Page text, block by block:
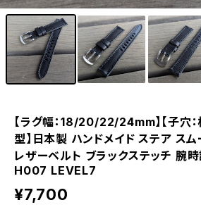
【ラグ幅：18/20/22/24mm】【子穴：
型】日本製 ハンドメイド ステア ス
レザーベルト ブラックステッチ 腕
H007 LEVEL7
¥7,700